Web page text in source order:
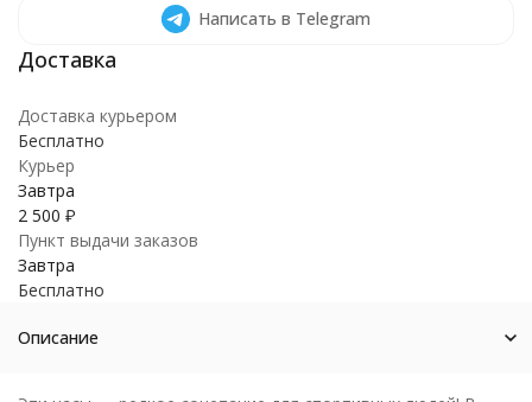
Написать в Telegram
Доставка курьером
Бесплатно
Курьер
Завтра
2 500 ₽
Пункт выдачи заказов
Завтра
Бесплатно
Описание